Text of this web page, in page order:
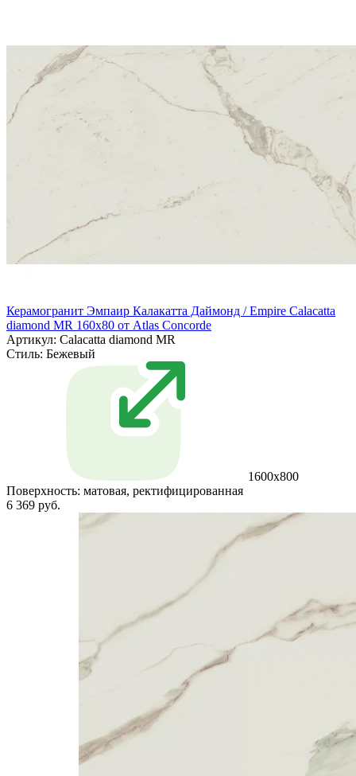
Керамогранит Эмпаир Калакатта Даймонд / Empire Calacatta
diamond MR 160x80 от Atlas Concorde
Артикул: Calacatta diamond MR
Стиль: Бежевый
1600x800
Поверхность: матовая, ректифицированная
6 369 руб.